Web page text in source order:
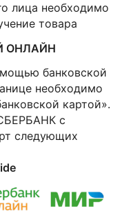
лица необходимо
товара
ОНЛАЙН
банковской
необходимо
картой».
с
следующих